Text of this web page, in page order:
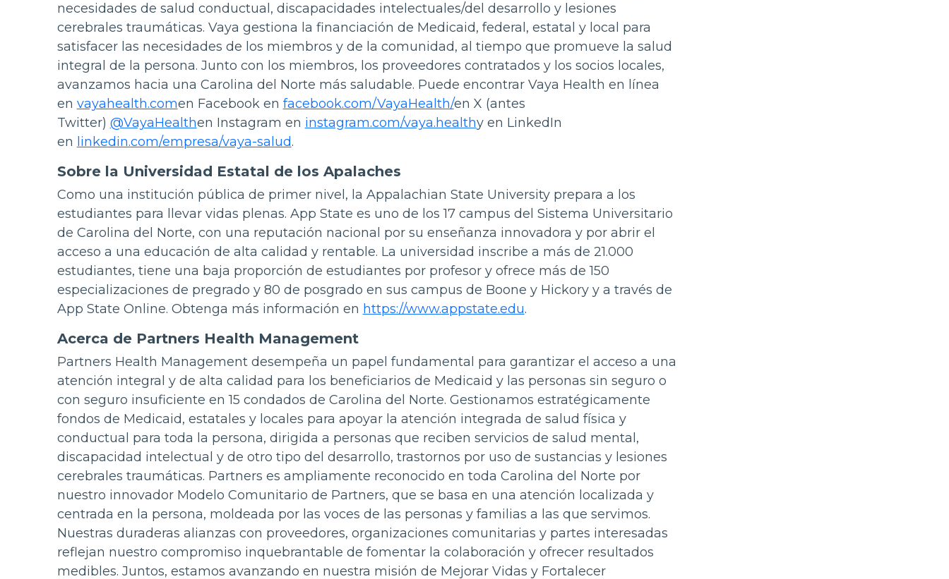
necesidades de salud conductual, discapacidades intelectuales/del desarrollo y lesiones
cerebrales traumáticas. Vaya gestiona la financiación de Medicaid, federal, estatal y local para
satisfacer las necesidades de los miembros y de la comunidad, al tiempo que promueve la salud
integral de la persona. Junto con los miembros, los proveedores contratados y los socios locales,
avanzamos hacia una Carolina del Norte más saludable. Puede encontrar Vaya Health en línea
en vayahealth.comen Facebook en facebook.com/VayaHealth/en X (antes
Twitter) @VayaHealthen Instagram en instagram.com/vaya.healthy en LinkedIn
en linkedin.com/empresa/vaya-salud.
Sobre la Universidad Estatal de los Apalaches
Como una institución pública de primer nivel, la Appalachian State University prepara a los
estudiantes para llevar vidas plenas. App State es uno de los 17 campus del Sistema Universitario
de Carolina del Norte, con una reputación nacional por su enseñanza innovadora y por abrir el
acceso a una educación de alta calidad y rentable. La universidad inscribe a más de 21.000
estudiantes, tiene una baja proporción de estudiantes por profesor y ofrece más de 150
especializaciones de pregrado y 80 de posgrado en sus campus de Boone y Hickory y a través de
App State Online. Obtenga más información en https://www.appstate.edu.
Acerca de Partners Health Management
Partners Health Management desempeña un papel fundamental para garantizar el acceso a una
atención integral y de alta calidad para los beneficiarios de Medicaid y las personas sin seguro o
con seguro insuficiente en 15 condados de Carolina del Norte. Gestionamos estratégicamente
fondos de Medicaid, estatales y locales para apoyar la atención integrada de salud física y
conductual para toda la persona, dirigida a personas que reciben servicios de salud mental,
discapacidad intelectual y de otro tipo del desarrollo, trastornos por uso de sustancias y lesiones
cerebrales traumáticas. Partners es ampliamente reconocido en toda Carolina del Norte por
nuestro innovador Modelo Comunitario de Partners, que se basa en una atención localizada y
centrada en la persona, moldeada por las voces de las personas y familias a las que servimos.
Nuestras duraderas alianzas con proveedores, organizaciones comunitarias y partes interesadas
reflejan nuestro compromiso inquebrantable de fomentar la colaboración y ofrecer resultados
medibles. Juntos, estamos avanzando en nuestra misión de Mejorar Vidas y Fortalecer